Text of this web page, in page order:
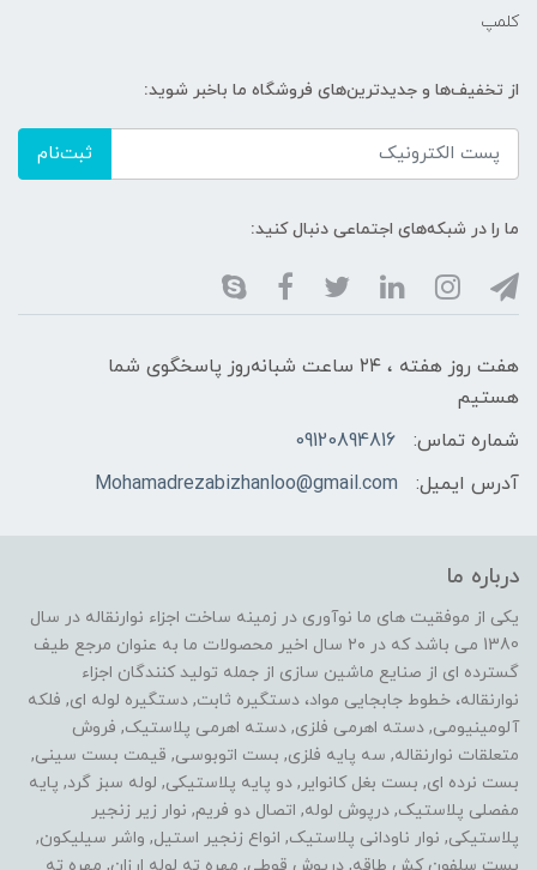
کلمپ
از تخفیف‌ها و جدیدترین‌های فروشگاه ما باخبر شوید:
ثبت‌نام
ما را در شبکه‌های اجتماعی دنبال کنید:
هفت روز هفته ، ۲۴ ساعت شبانه‌روز پاسخگوی شما
هستیم
شماره تماس:
09120894816
آدرس ایمیل:
Mohamadrezabizhanloo@gmail.com
درباره ما
یکی از موفقیت های ما نوآوری در زمینه ساخت اجزاء نوارنقاله در سال
1380 می باشد که در ۲۰ سال اخیر محصولات ما به عنوان مرجع طیف
گسترده ای از صنایع ماشین سازی از جمله تولید کنندگان اجزاء
نوارنقاله، خطوط جابجایی مواد، دستگیره ثابت, دستگیره لوله ای, فلکه
آلومینیومی, دسته اهرمی فلزی, دسته اهرمی پلاستیک, فروش
متعلقات نوارنقاله, سه پایه فلزی, بست اتوبوسی, قیمت بست سینی,
بست نرده ای, بست بغل کانوایر, دو پایه پلاستیکی, لوله سبز گرد, پایه
مفصلی پلاستیک, درپوش لوله, اتصال دو فریم, نوار زیر زنجیر
پلاستیکی, نوار ناودانی پلاستیک, انواع زنجیر استیل, واشر سیلیکون,